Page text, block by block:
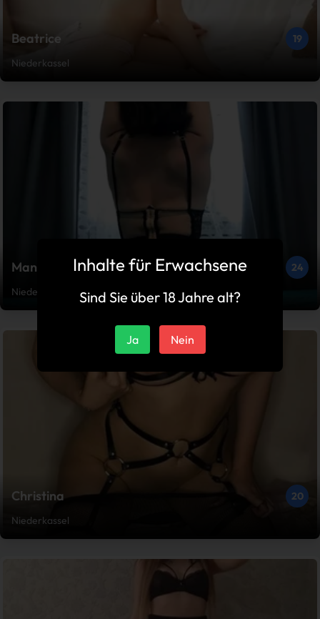
Beatrice
19
Niederkassel
Manuela
24
Niederkassel
Christina
20
Niederkassel
Inhalte für Erwachsene
Sind Sie über 18 Jahre alt?
Ja Nein